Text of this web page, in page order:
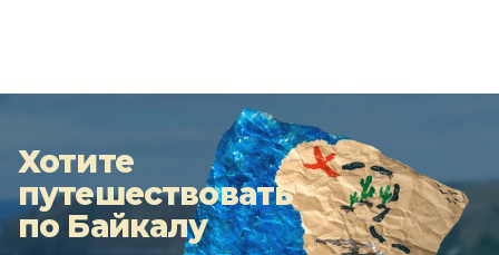
Хотите
путешествовать
по Байкалу